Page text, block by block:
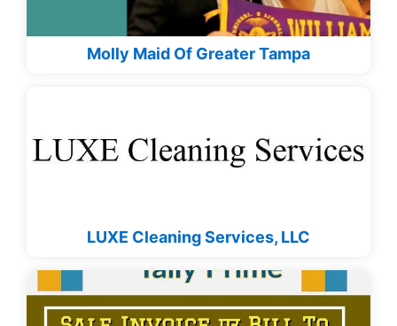
Molly Maid Of Greater Tampa
LUXE Cleaning Services, LLC